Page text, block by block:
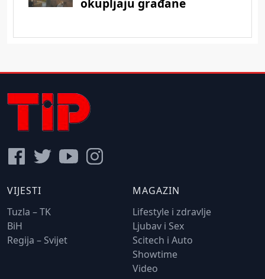
VIJESTI
Tuzla – TK
BiH
Regija – Svijet
MAGAZIN
Lifestyle i zdravlje
Ljubav i Sex
Scitech i Auto
Showtime
Video